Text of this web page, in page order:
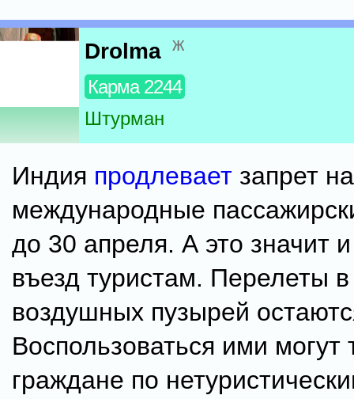
Drolma ж
Карма 2244
Штурман
Индия продлевает запрет
международные
до 30 апреля. А это значит
въезд туристам. Перелеты
воздушных пузырей
Воспользоваться ими могут
граждане по